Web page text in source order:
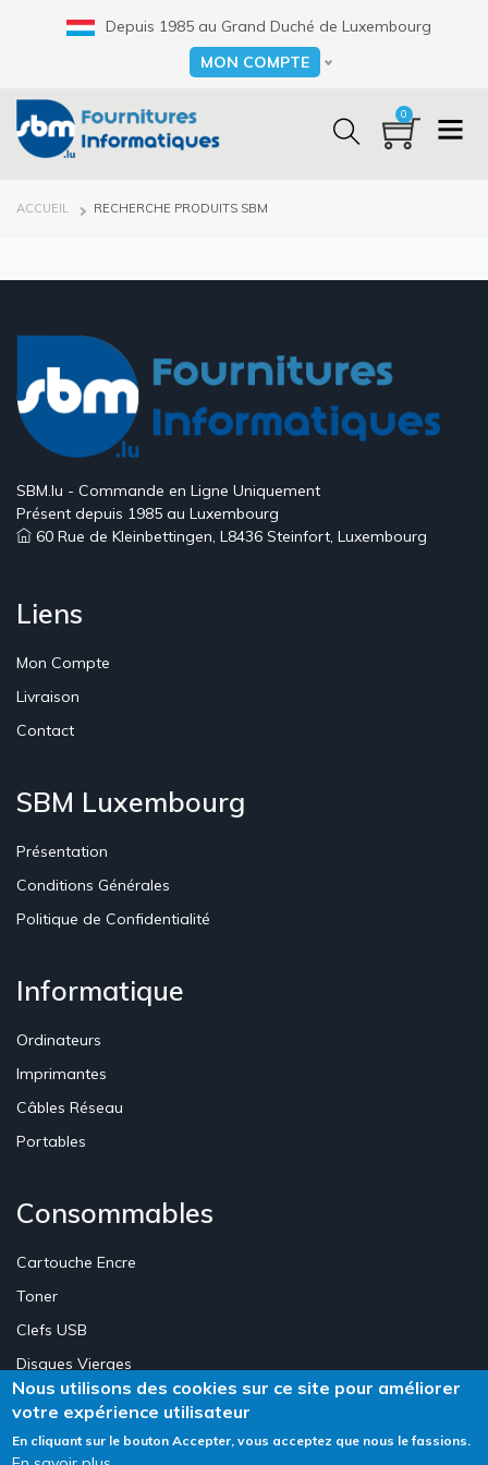
Depuis 1985 au Grand Duché de Luxembourg
Select your language
MON COMPTE
0
FIL
ACCUEIL RECHERCHE PRODUITS SBM
SBM.lu - Commande en Ligne Uniquement
Présent depuis 1985 au Luxembourg
60 Rue de Kleinbettingen, L8436 Steinfort, Luxembourg
Liens
Mon Compte
Livraison
Contact
SBM Luxembourg
Présentation
Conditions Générales
Politique de Confidentialité
Informatique
Ordinateurs
Imprimantes
Câbles Réseau
Portables
Consommables
Cartouche Encre
Toner
Clefs USB
Disques Vierges
Création Site E-commerce Luxembourg - Neweb Creations
Nous utilisons des cookies sur ce site pour améliorer
votre expérience utilisateur
En cliquant sur le bouton Accepter, vous acceptez que nous le fassions.